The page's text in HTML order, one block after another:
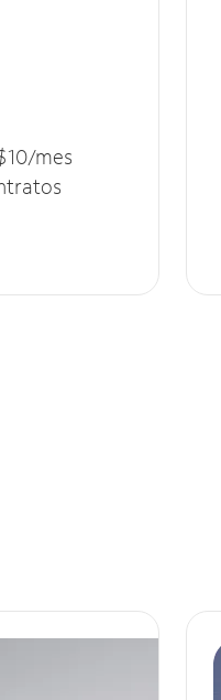
mes